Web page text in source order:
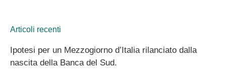
Articoli recenti
Ipotesi per un Mezzogiorno d’Italia rilanciato dalla
nascita della Banca del Sud.